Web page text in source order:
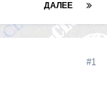
ДАЛЕЕ
#1